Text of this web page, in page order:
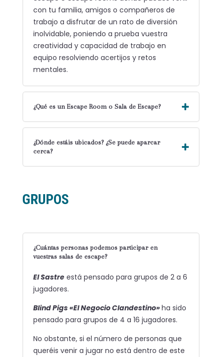
con tu familia, amigos o compañeros de
trabajo a disfrutar de un rato de diversión
inolvidable, poniendo a prueba vuestra
creatividad y capacidad de trabajo en
equipo resolviendo acertijos y retos
mentales.
¿Qué es un Escape Room o Sala de Escape?
¿Dónde estáis ubicados? ¿Se puede aparcar
cerca?
GRUPOS
¿Cuántas personas podemos participar en
vuestras salas de escape?
El Sastre está pensado para grupos de 2 a 6
jugadores.
Blind Pigs «El Negocio Clandestino»ha sido
pensado para grupos de 4 a 16 jugadores.
No obstante, si el número de personas que
queréis venir a jugar no está dentro de este